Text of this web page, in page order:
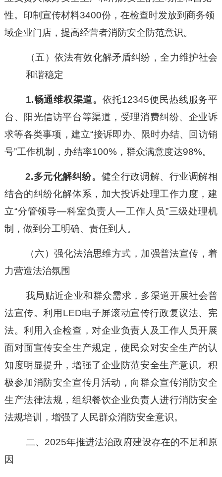
性。印制宣传材料3400份，在检查时发放到商务领
域企业门店，提高经营者消防安全防范意识。
（五）依法有效化解矛盾纠纷，全力维护社会
和谐稳定
1.畅通维权渠道。 依托12345便民热线服务平
台、阳光信访平台等渠道，受理消费纠纷、企业诉
求等各类事项，建立“接诉即办、限时办结、回访销
号”工作机制，办结率100%，群众满意度达98%。
2.多元化解纠纷。 健全行政调解、行业调解相
结合的纠纷化解体系，加大投诉处理工作力度，建
立“分管领导—科室负责人—工作人员”三级处理机
制，做到分工明确、责任到人。
（六）强化法治思维方式，加强普法宣传，着
力营造法治氛围
我局贴近企业和群众需求，多渠道开展社会普
法宣传。利用 LED电子屏滚动宣传行政复议法、宪
法。利用入企检查，对企业负责人及工作人员开展
面对面宣传安全生产规定，使民众对安全生产的认
知度明显提升，增强了企业防范安全生产意识。积
极参加消防安全宣传月活动，向群众宣传消防安全
生产法律法规，组织餐饮企业负责人进行消防安全
法规培训，增强了人民群众消防安全意识。
二、 2025年推进法治政府建设存在的不足和原
因